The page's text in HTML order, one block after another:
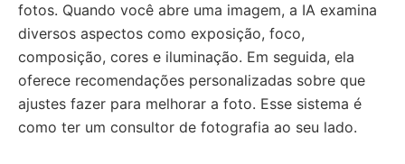
fotos. Quando você abre uma imagem, a IA examina
diversos aspectos como exposição, foco,
composição, cores e iluminação. Em seguida, ela
oferece recomendações personalizadas sobre que
ajustes fazer para melhorar a foto. Esse sistema é
como ter um consultor de fotografia ao seu lado.